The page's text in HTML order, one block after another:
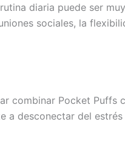
diaria puede ser
sociales, la
combinar Pocket
a desconectar del estrés